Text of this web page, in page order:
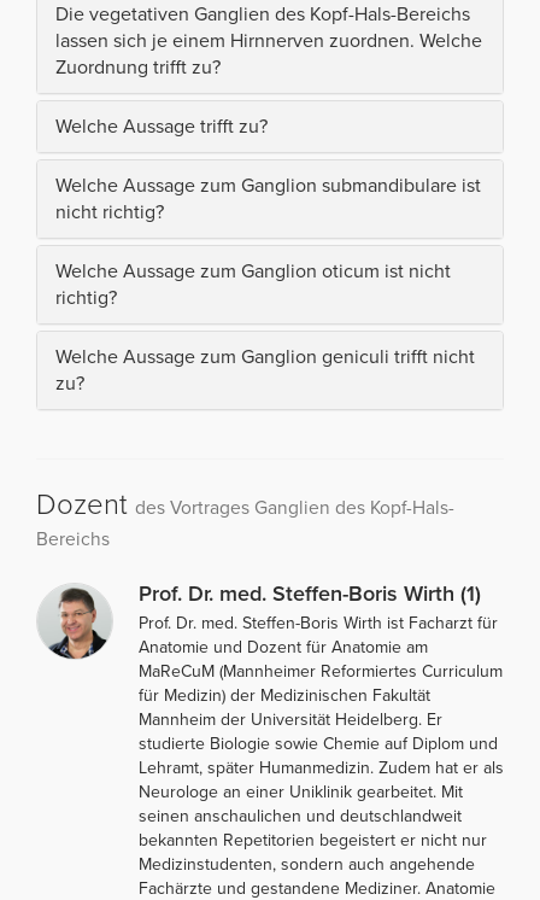
Die vegetativen Ganglien des Kopf-Hals-Bereichs
lassen sich je einem Hirnnerven zuordnen. Welche
Zuordnung trifft zu?
Welche Aussage trifft zu?
Welche Aussage zum Ganglion submandibulare ist
nicht richtig?
Welche Aussage zum Ganglion oticum ist nicht
richtig?
Welche Aussage zum Ganglion geniculi trifft nicht
zu?
Dozent des Vortrages Ganglien des Kopf-Hals-
Bereichs
Prof. Dr. med. Steffen-Boris Wirth (1)
Prof. Dr. med. Steffen-Boris Wirth ist Facharzt für
Anatomie und Dozent für Anatomie am
MaReCuM (Mannheimer Reformiertes Curriculum
für Medizin) der Medizinischen Fakultät
Mannheim der Universität Heidelberg. Er
studierte Biologie sowie Chemie auf Diplom und
Lehramt, später Humanmedizin. Zudem hat er als
Neurologe an einer Uniklinik gearbeitet. Mit
seinen anschaulichen und deutschlandweit
bekannten Repetitorien begeistert er nicht nur
Medizinstudenten, sondern auch angehende
Fachärzte und gestandene Mediziner. Anatomie